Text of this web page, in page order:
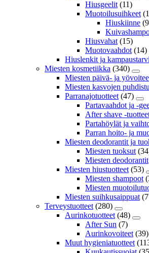
Hiusgeelit (11)
Muotoilusuihkeet
Hiuskiinne
Hiusvahat (15)
Muotovaahdot (14)
Hiuslenkit ja
Miesten kosmetiikka (340)
Miesten päivä- ja
Miesten kasvojen
Parranajotuotteet (47)
Partavaahdot ja -
After shave -
Partahöylät ja
Parran hoito- ja
Miesten deodorantit ja
Miesten tuoksut
Miesten deodorantit
Miesten hiustuotteet (53)
Miesten shampoot
Miesten
Miesten suihkusaippuat
Terveystuotteet (280)
Aurinkotuotteet (48)
After Sun (7)
Aurinkovoiteet (39)
Muut hygieniatuotteet